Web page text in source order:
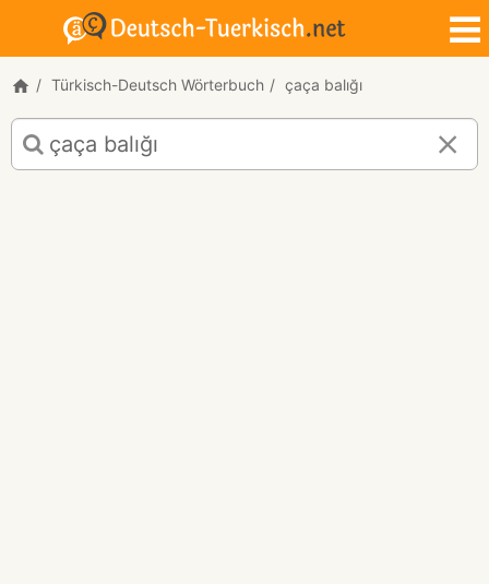
Türkisch-Deutsch Wörterbuch çaça balığı
Türkisch-
Deutsch
Übersetzung